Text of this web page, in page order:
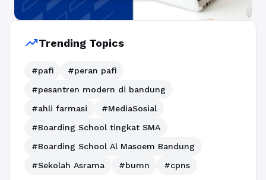
trending_upTrending Topics
#pafi
#peran pafi
#pesantren modern di bandung
#ahli farmasi
#MediaSosial
#Boarding School tingkat SMA
#Boarding School Al Masoem Bandung
#Sekolah Asrama
#bumn #cpns